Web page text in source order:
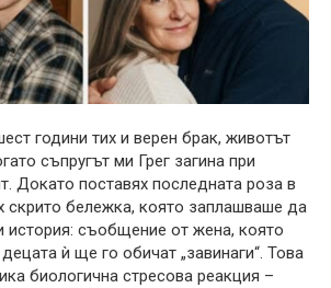
години тих и верен брак, животът
съпругът ми Грег загина при
Докато поставях последната роза в
скрито бележка, която заплашваше да
история: съобщение от жена, която
ѝ ще го обичат „завинаги“. Това
биологична стресова реакция –